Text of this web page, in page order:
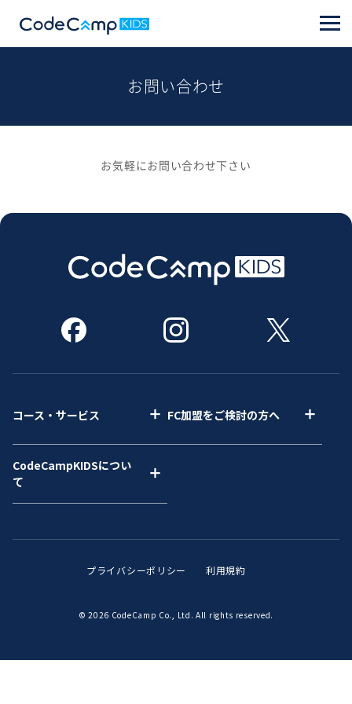
お問い合わせ
お気軽にお問い合わせ下さい
コース・サービス FC加盟をご検討の方へ
CodeCampKIDSについ
て
プライバシーポリシー 利用規約
© 2026 CodeCamp Co., Ltd. All rights reserved.